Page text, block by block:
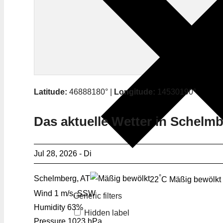
Generic filters
Hidden label
Latitude: 46888180° | Longitude: 14530190°
Das aktuelle Wetter in
Jul 28, 2026 - Di
Schelmberg, AT 22°C Mäßig bewölkt
Wind 1 m/s, SSW
Humidity 63%
Pressure 1023 hPa